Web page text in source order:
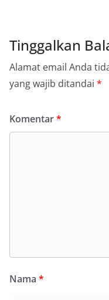
Tinggalkan
Alamat email Anda
yang wajib ditandai *
Komentar*
Nama *